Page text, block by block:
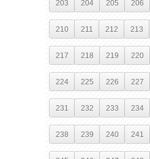
203 204 205 206
210 211 212 213
217 218 219 220
224 225 226 227
231 232 233 234
238 239 240 241